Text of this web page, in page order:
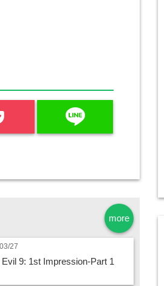
line
more
27
Evil 9: 1st Impression-Part 1